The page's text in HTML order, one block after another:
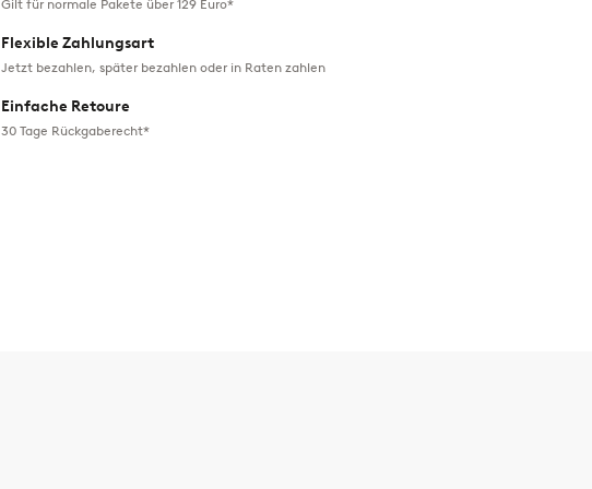
Gilt für normale Pakete über 129 Euro*
Flexible Zahlungsart
Jetzt bezahlen, später bezahlen oder in Raten zahlen
Einfache Retoure
30 Tage Rückgaberecht*